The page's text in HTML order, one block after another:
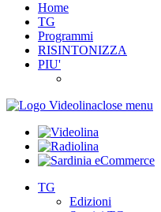
Home
TG
Programmi
RISINTONIZZA
PIU'
close menu
TG
Edizioni